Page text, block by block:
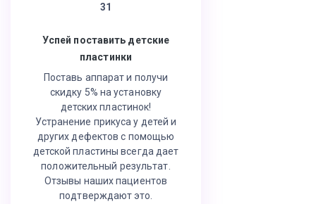
31
Успей поставить детские
пластинки
Поставь аппарат и получи
скидку 5% на установку
детских пластинок!
Устранение прикуса у детей и
других дефектов с помощью
детской пластины всегда дает
положительный результат.
Отзывы наших пациентов
подтверждают это.